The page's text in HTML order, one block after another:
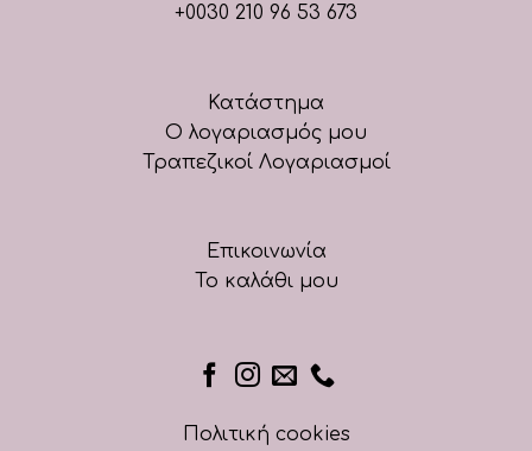
+0030 210 96 53 673
Κατάστημα
Ο λογαριασμός μου
Τραπεζικοί Λογαριασμοί
Επικοινωνία
Το καλάθι μου
Πολιτική cookies